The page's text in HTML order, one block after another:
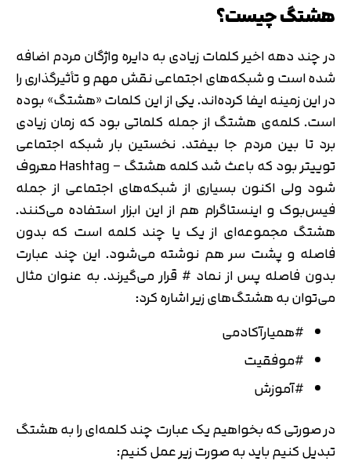
هشتگ چیست؟
در چند دهه اخیر کلمات زیادی به دایره واژگان مردم اضافه
شده است و شبکه‌های اجتماعی نقش مهم و تأثیرگذاری را
در این زمینه ایفا کرده‌اند. یکی از این کلمات «هشتگ» بوده
است. کلمه‌ی هشتگ از جمله کلماتی بود که زمان زیادی
برد تا بین مردم جا بیفتد. نخستین بار شبکه‌ اجتماعی
توییتر بود که باعث شد کلمه هشتگ – Hashtag معروف
شود ولی اکنون بسیاری از شبکه‌های اجتماعی از جمله
فیس‌بوک و اینستاگرام هم از این ابزار استفاده می‌کنند.
هشتگ مجموعه‌ای از یک یا چند کلمه است که بدون
فاصله و پشت سر هم نوشته می‌شود. این چند عبارت
بدون فاصله پس از نماد # قرار می‌گیرند. به عنوان مثال
می‌توان به هشتگ‌های زیر اشاره کرد:
#همیارآکادمی
#موفقیت
#آموزش
در صورتی که بخواهیم یک عبارت چند کلمه‌ای را به هشتگ
تبدیل کنیم باید به صورت زیر عمل کنیم: